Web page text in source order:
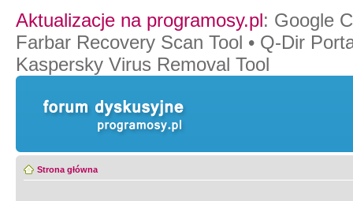
Aktualizacje na programosy.pl: Google
Farbar Recovery Scan Tool • Q-Dir
Kaspersky Virus Removal Tool
Strona główna